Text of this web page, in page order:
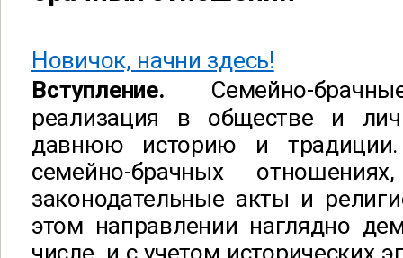
Новичок, начни здесь!
Вступление. Семейно-
реализация в обществе и
давнюю историю и традиции.
семейно-брачных
законодательные акты и
этом направлении наглядно
числе, и с учетом исторических